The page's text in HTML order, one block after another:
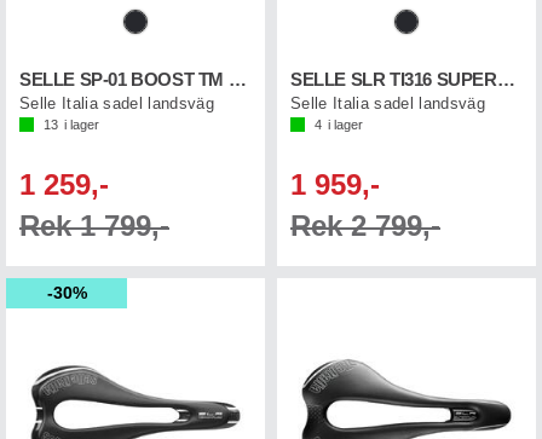
SELLE SP-01 BOOST TM SUPERFLOW
Selle Italia sadel landsväg
13 i lager
1 259,-
Rek 1 799,-
SELLE SLR TI316 SUPERFLOW
Selle Italia sadel landsväg
4 i lager
1 959,-
Rek 2 799,-
30%